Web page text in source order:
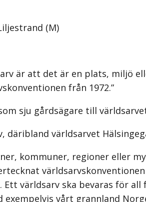
(M)
är att det är en plats, miljö
från 1972.”
sju gårdsägare till
däribland världsarvet
kommuner, regioner eller
Ett världsarv ska bevaras för
exempelvis vårt grannland